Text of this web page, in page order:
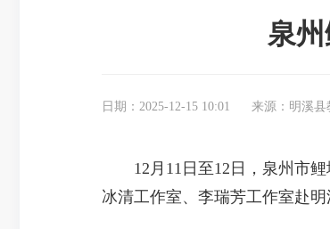
泉
日期：2025-12-15 10:01 来源：明溪县
12月11日至12日，泉州市鲤
冰清工作室、李瑞芳工作室赴